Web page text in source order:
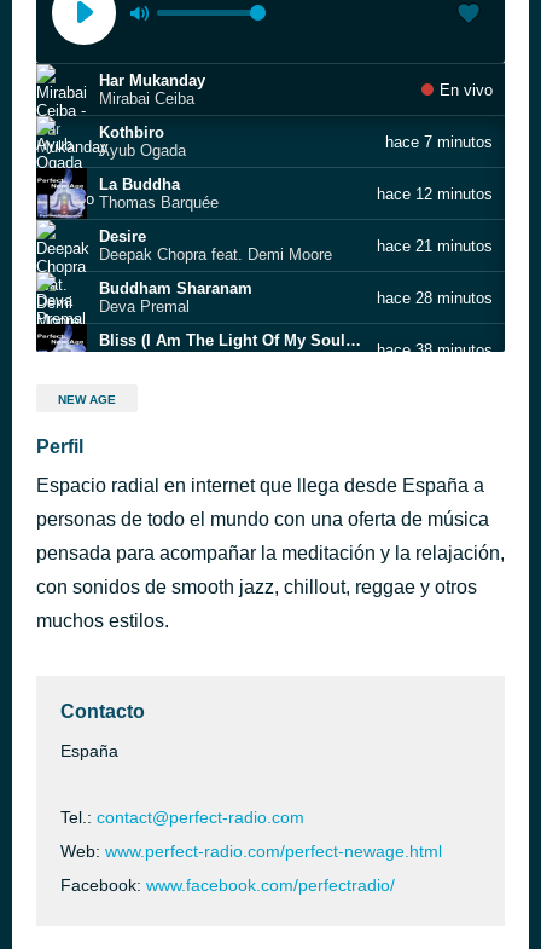
Har Mukanday
Mirabai Ceiba
En vivo
Kothbiro
Ayub Ogada
hace 7 minutos
La Buddha
Thomas Barquée
hace 12 minutos
Desire
Deepak Chopra feat. Demi Moore
hace 21 minutos
Buddham Sharanam
Deva Premal
hace 28 minutos
Bliss (I Am The Light Of My Soul) (& Sat Darshan Singh)
hace 38 minutos
Kiss the Rain
Baanwarey (Bombay Dub Orchestra's Epic Remix)
Midival Punditz
Ici maintenant
Jacques Y. Fafard & Lise Charbonneau
hace 1 hora
NEW AGE
Perfil
Espacio radial en internet que llega desde España a
personas de todo el mundo con una oferta de música
pensada para acompañar la meditación y la relajación,
con sonidos de smooth jazz, chillout, reggae y otros
muchos estilos.
Contacto
España
Tel.: contact@perfect-radio.com
Web: www.perfect-radio.com/perfect-newage.html
Facebook: www.facebook.com/perfectradio/